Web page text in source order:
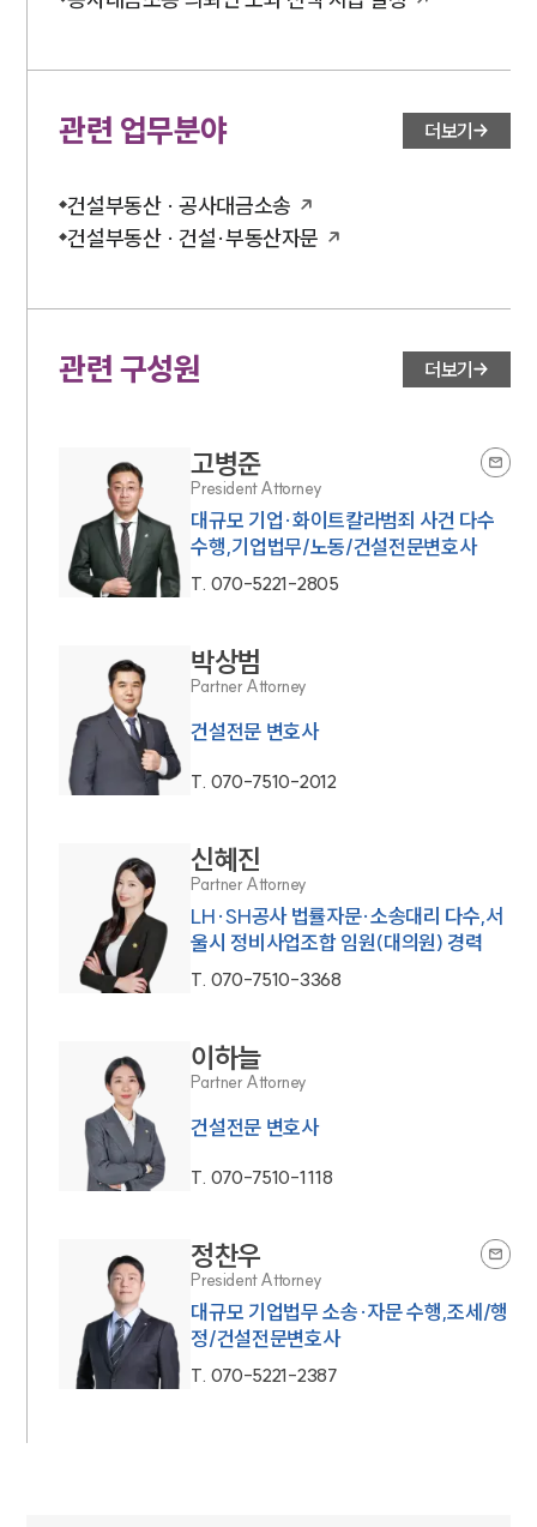
관련 업무분야 더보기
건설부동산 · 공사대금소송
건설부동산 · 건설·부동산자문
관련 구성원 더보기
고병준
President Attorney
대규모 기업·화이트칼라범죄 사건 다수
수행,기업법무/노동/건설전문변호사
T. 070-5221-2805
박상범
Partner Attorney
건설전문 변호사
T. 070-7510-2012
신혜진
Partner Attorney
LH·SH공사 법률자문·소송대리 다수,서
울시 정비사업조합 임원(대의원) 경력
T. 070-7510-3368
이하늘
Partner Attorney
건설전문 변호사
T. 070-7510-1118
정찬우
President Attorney
대규모 기업법무 소송·자문 수행,조세/행
정/건설전문변호사
T. 070-5221-2387